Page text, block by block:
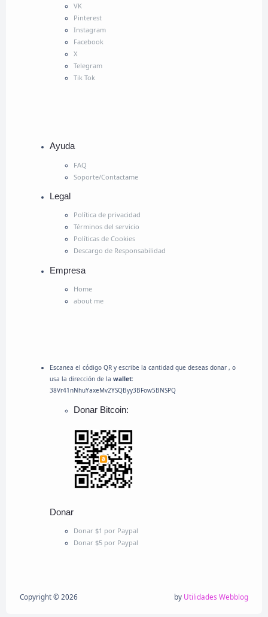
VK
Pinterest
Instagram
Facebook
X
Telegram
Tik Tok
Ayuda
FAQ
Soporte/Contactame
Legal
Política de privacidad
Términos del servicio
Políticas de Cookies
Descargo de Responsabilidad
Empresa
Home
about me
Escanea el código QR y escribe la cantidad que deseas donar , o
usa la dirección de la wallet:
38Vr41nNhuYaxeMv2YSQByy3BFow5BNSPQ
Donar Bitcoin:
Donar
Donar $1 por Paypal
Donar $5 por Paypal
Copyright © 2026 by Utilidades Webblog